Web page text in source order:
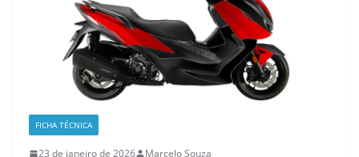
FICHA TÉCNICA
23 de janeiro de 2026 Marcelo Souza